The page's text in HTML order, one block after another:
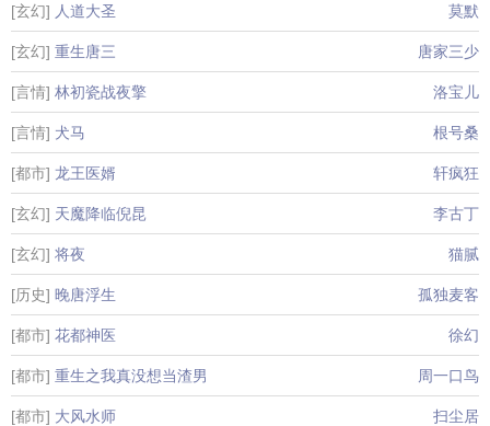
[玄幻] 人道大圣 莫默
[玄幻] 重生唐三 唐家三少
[言情] 林初瓷战夜擎 洛宝儿
[言情] 犬马 根号桑
[都市] 龙王医婿 轩疯狂
[玄幻] 天魔降临倪昆 李古丁
[玄幻] 将夜 猫腻
[历史] 晚唐浮生 孤独麦客
[都市] 花都神医 徐幻
[都市] 重生之我真没想当渣男 周一口鸟
[都市] 大风水师 扫尘居